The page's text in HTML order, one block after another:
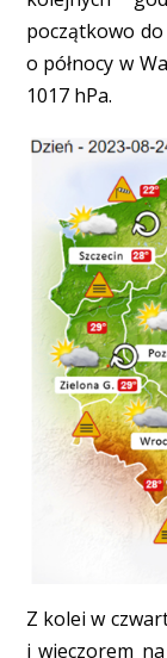
początkowo
o północy w
1017 hPa.
Z kolei w
i wieczorem